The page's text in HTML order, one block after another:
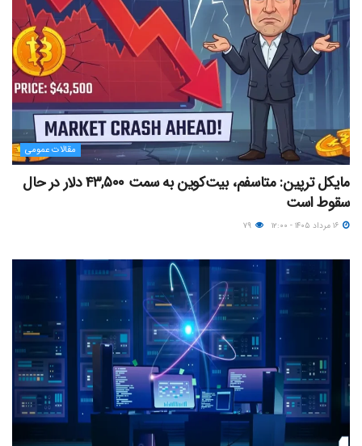
مقالات عمومی
مایکل ترپین: متاسفم، بیت‌کوین به سمت ۴۳,۵۰۰ دلار در حال
سقوط است